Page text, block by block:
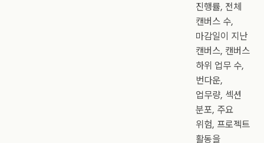
진행률, 전체
캔버스 수,
마감일이 지난
캔버스, 캔버스
하위 업무 수,
번다운,
업무량, 섹션
분포, 주요
위험, 프로젝트
활동을